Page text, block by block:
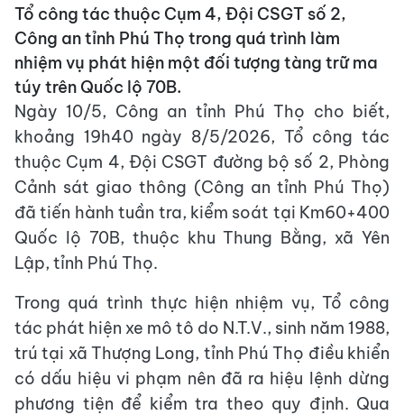
Tổ công tác thuộc Cụm 4, Đội CSGT số 2,
Công an tỉnh Phú Thọ trong quá trình làm
nhiệm vụ phát hiện một đối tượng tàng trữ ma
túy trên Quốc lộ 70B.
Ngày 10/5, Công an tỉnh Phú Thọ cho biết,
khoảng 19h40 ngày 8/5/2026, Tổ công tác
thuộc Cụm 4, Đội CSGT đường bộ số 2, Phòng
Cảnh sát giao thông (Công an tỉnh Phú Thọ)
đã tiến hành tuần tra, kiểm soát tại Km60+400
Quốc lộ 70B, thuộc khu Thung Bằng, xã Yên
Lập, tỉnh Phú Thọ.
Trong quá trình thực hiện nhiệm vụ, Tổ công
tác phát hiện xe mô tô do N.T.V., sinh năm 1988,
trú tại xã Thượng Long, tỉnh Phú Thọ điều khiển
có dấu hiệu vi phạm nên đã ra hiệu lệnh dừng
phương tiện để kiểm tra theo quy định. Qua